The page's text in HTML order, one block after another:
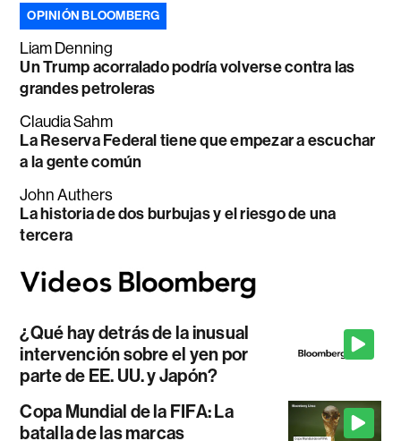
OPINIÓN BLOOMBERG
Liam Denning
Un Trump acorralado podría volverse contra las
grandes petroleras
Claudia Sahm
La Reserva Federal tiene que empezar a escuchar
a la gente común
John Authers
La historia de dos burbujas y el riesgo de una
tercera
¿Qué hay detrás de la inusual
intervención sobre el yen por
parte de EE. UU. y Japón?
Copa Mundial de la FIFA: La
batalla de las marcas